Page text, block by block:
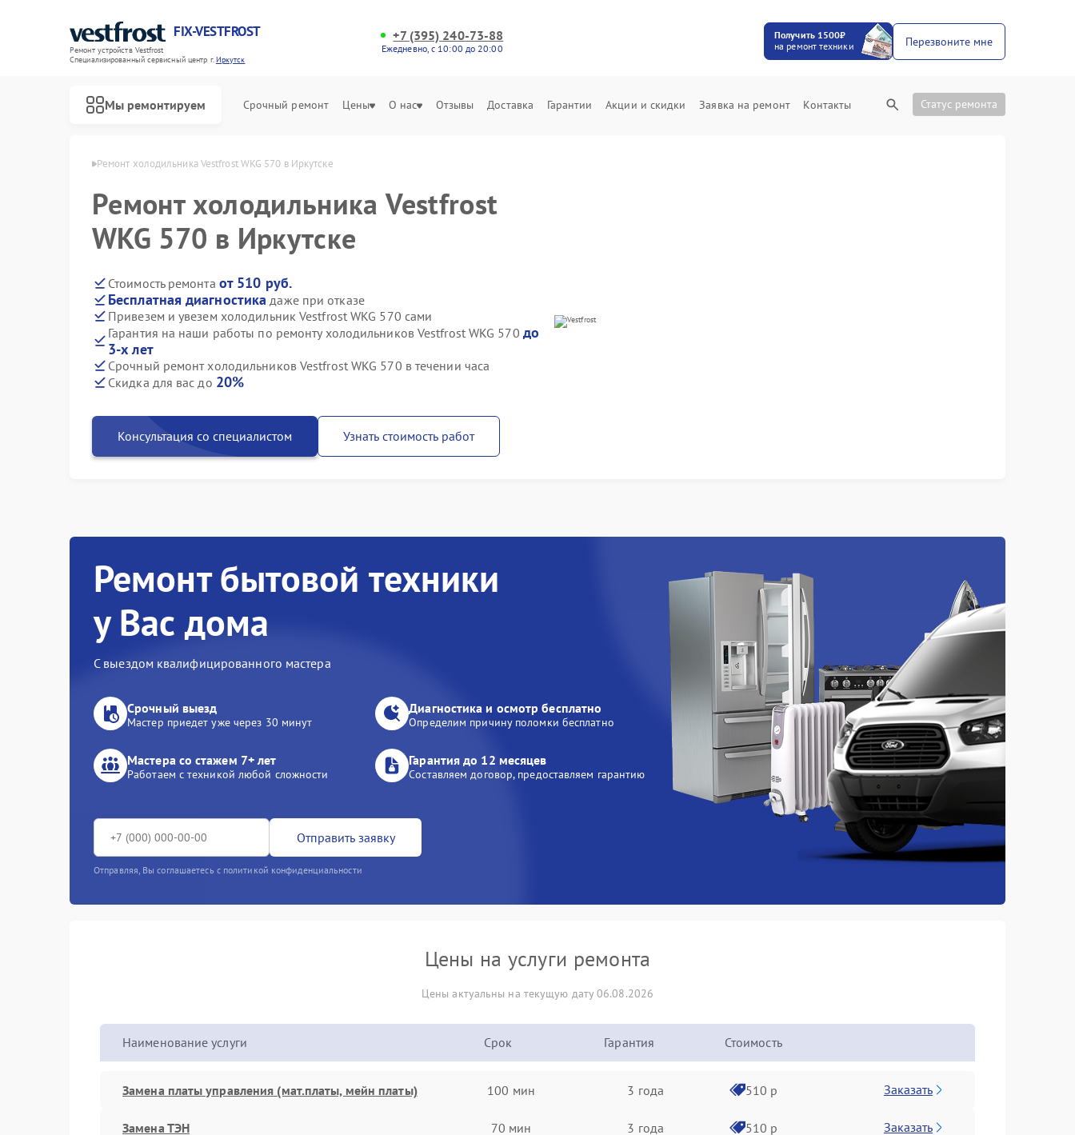
FIX-VESTFROST
Ремонт устройств Vestfrost
Специализированный cервисный центр г.Иркутск
+7 (395) 240-73-88
Ежедневно, с 10:00 до 20:00
Получить 1500₽
на ремонт техники
Перезвоните мне
Мы ремонтируем Срочный ремонт Цены О нас Отзывы Доставка Гарантии Акции и скидки Заявка на ремонт Контакты Статус ремонта
Ремонт холодильника Vestfrost WKG 570 в Иркутске
Ремонт холодильника Vestfrost
WKG 570 в Иркутске
Стоимость ремонта от 510 руб.
Бесплатная диагностика даже при отказе
Привезем и увезем холодильник Vestfrost WKG 570 сами
Гарантия на наши работы по ремонту холодильников Vestfrost WKG 570 до
3-х лет
Срочный ремонт холодильников Vestfrost WKG 570 в течении часа
Скидка для вас до 20%
Консультация со специалистом Узнать стоимость работ
Ремонт бытовой техники
у Вас дома
С выездом квалифицированного мастера
Срочный выезд
Мастер приедет уже через 30 минут
Диагностика и осмотр бесплатно
Определим причину поломки бесплатно
Мастера со стажем 7+ лет
Работаем с техникой любой сложности
Гарантия до 12 месяцев
Составляем договор, предоставляем гарантию
Отправить заявку
Отправляя, Вы соглашаетесь с политикой конфиденциальности
Цены на услуги ремонта
Цены актуальны на текущую дату 06.08.2026
Наименование услуги Срок Гарантия Стоимость
Замена платы управления (мат.платы, мейн платы) 100 мин 3 года 510 р Заказать
Замена ТЭН 70 мин 3 года 510 р Заказать